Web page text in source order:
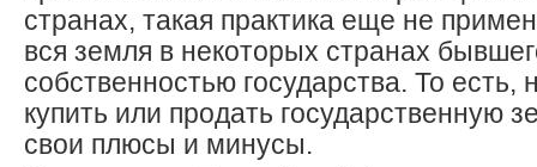
странах, такая практика еще не
вся земля в некоторых странах
собственностью государства. То есть,
купить или продать государственную
свои плюсы и минусы.